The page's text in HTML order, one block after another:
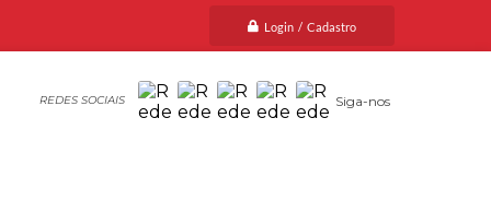
Login / Cadastro
Siga-nos